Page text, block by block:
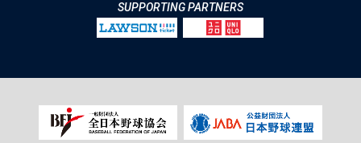
SUPPORTING PARTNERS